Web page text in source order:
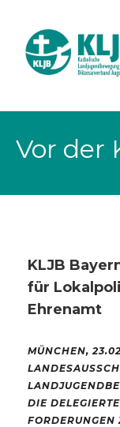
Vor der
KLJB
für
Ehrenamt
MÜNCHEN,
DIE
FORDERUNGEN